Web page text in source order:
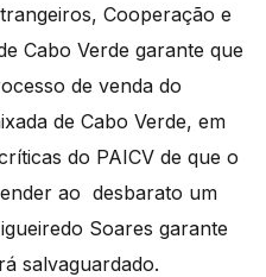
Cooperação e
Cabo Verde garante que
de venda do
de Cabo Verde, em
do PAICV de que o
ao desbarato um
Soares garante
salvaguardado.